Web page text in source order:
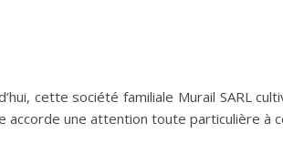
cette société familiale Murail SARL
accorde une attention toute particulière à